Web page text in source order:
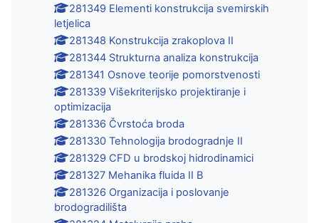
281349 Elementi konstrukcija svemirskih
letjelica
281348 Konstrukcija zrakoplova II
281344 Strukturna analiza konstrukcija
281341 Osnove teorije pomorstvenosti
281339 Višekriterijsko projektiranje i
optimizacija
281336 Čvrstoća broda
281330 Tehnologija brodogradnje II
281329 CFD u brodskoj hidrodinamici
281327 Mehanika fluida II B
281326 Organizacija i poslovanje
brodogradilišta